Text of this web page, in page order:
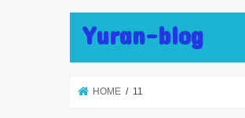
Yuran-blog
HOME 11